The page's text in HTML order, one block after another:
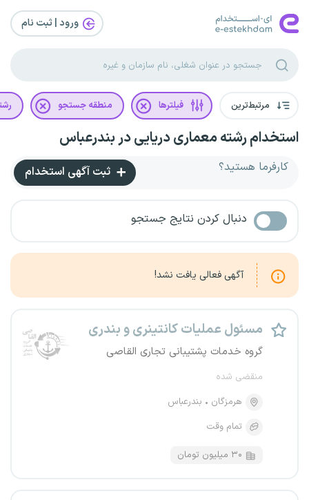
ورود | ثبت‌ نام
مرتبط‌ترین فیلترها منطقه جستجو
استخدام رشته معماری دریایی در بندرعباس
کارفرما هستید؟ ثبت آگهی استخدام
دنبال کردن نتایج جستجو
آگهی فعالی یافت نشد!
مسئول عملیات کانتینری و بندری
گروه خدمات پشتیبانی تجاری القاصی
منقضی شده
هرمزگان
بندرعباس
تمام وقت
۳۰ میلیون تومان